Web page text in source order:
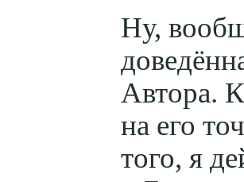
Ну,
Автора.
на его
того, я